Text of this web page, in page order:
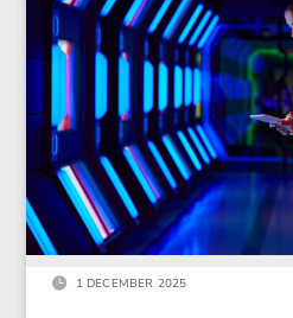
 1 DECEMBER 2025